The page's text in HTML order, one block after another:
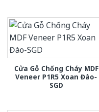
Cửa Gỗ Chống Cháy MDF
Veneer P1R5 Xoan Đào-
SGD